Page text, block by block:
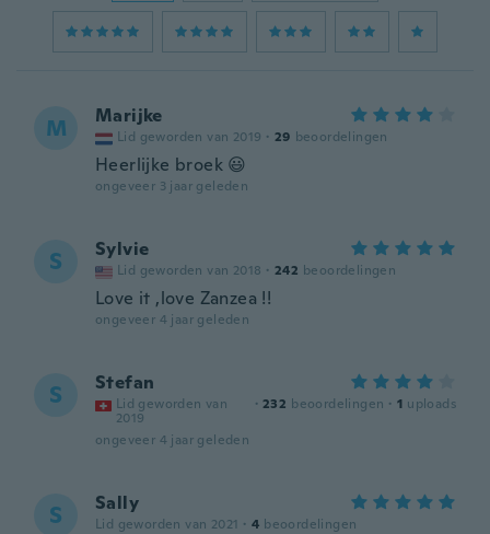
M Marijke
Lid geworden van 2019 · 29 beoordelingen
Heerlijke broek 😃
ongeveer 3 jaar geleden
S Sylvie
Lid geworden van 2018 · 242 beoordelingen
Love it ,love Zanzea !!
ongeveer 4 jaar geleden
S Stefan
Lid geworden van
2019
· 232 beoordelingen · 1 uploads
ongeveer 4 jaar geleden
S Sally
Lid geworden van 2021 · 4 beoordelingen